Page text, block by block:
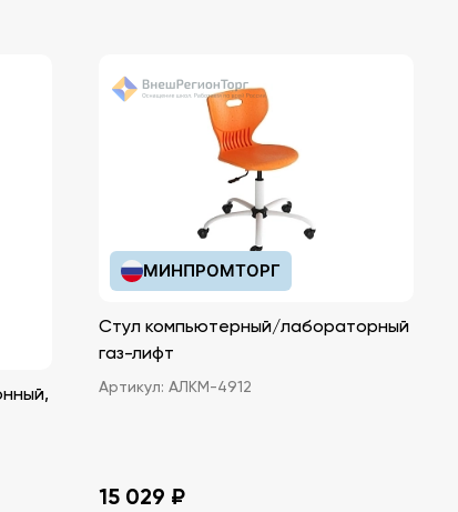
МИНПРОМТОРГ
Стул компьютерный/лабораторный
газ-лифт
Артикул: АЛКМ-4912
15 029 ₽